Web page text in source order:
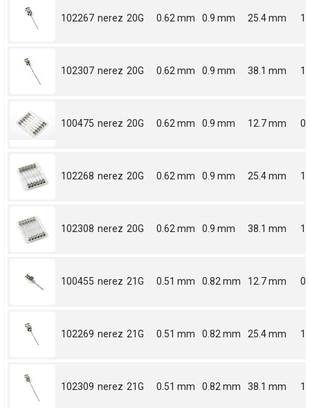
102267 nerez 20G 0.62 mm 0.9 mm 25.4 mm 1
102307 nerez 20G 0.62 mm 0.9 mm 38.1 mm
100475 nerez 20G 0.62 mm 0.9 mm 12.7 mm
102268 nerez 20G 0.62 mm 0.9 mm 25.4 mm 1
102308 nerez 20G 0.62 mm 0.9 mm 38.1 mm
100455 nerez 21G 0.51 mm 0.82 mm 12.7 mm
102269 nerez 21G 0.51 mm 0.82 mm 25.4 mm 1
102309 nerez 21G 0.51 mm 0.82 mm 38.1 mm